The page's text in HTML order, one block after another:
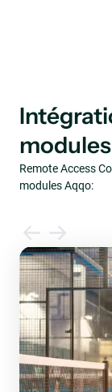
Remote Access
modules Aqqo: